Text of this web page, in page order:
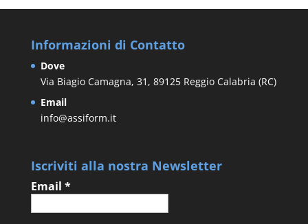
Informazioni di Contatto
Dove
Via Biagio Camagna, 31, 89125 Reggio Calabria (RC)
Email
info@assiform.it
Iscriviti alla nostra Newsletter
Email *